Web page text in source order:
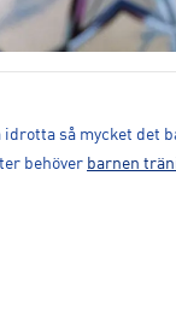
så mycket det
behöver barnen